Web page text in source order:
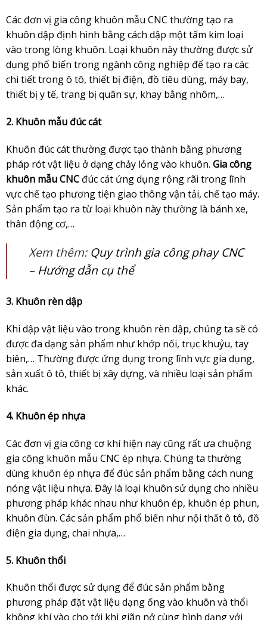
Các đơn vị gia công khuôn mẫu CNC thường tạo ra
khuôn dập định hình bằng cách dập một tấm kim loại
vào trong lòng khuôn. Loại khuôn này thường được sử
dụng phổ biến trong ngành công nghiệp để tạo ra các
chi tiết trong ô tô, thiết bị điện, đồ tiêu dùng, máy bay,
thiết bị y tế, trang bị quân sự, khay bằng nhôm,…
2. Khuôn mẫu đúc cát
Khuôn đúc cát thường được tạo thành bằng phương
pháp rót vật liệu ở dạng chảy lỏng vào khuôn. Gia công
khuôn mẫu CNCđúc cát ứng dụng rộng rãi trong lĩnh
vực chế tạo phương tiện giao thông vận tải, chế tạo máy.
Sản phẩm tạo ra từ loại khuôn này thường là bánh xe,
thân động cơ,…
Xem thêm: Quy trình gia công phay CNC
– Hướng dẫn cụ thể
3. Khuôn rèn dập
Khi dập vật liệu vào trong khuôn rèn dập, chúng ta sẽ có
được đa dạng sản phẩm như khớp nối, trục khuỷu, tay
biên,… Thường được ứng dụng trong lĩnh vực gia dụng,
sản xuất ô tô, thiết bị xây dựng, và nhiều loại sản phẩm
khác.
4. Khuôn ép nhựa
Các đơn vị gia công cơ khí hiện nay cũng rất ưa chuộng
gia công khuôn mẫu CNC ép nhựa. Chúng ta thường
dùng khuôn ép nhựa để đúc sản phẩm bằng cách nung
nóng vật liệu nhựa. Đây là loại khuôn sử dụng cho nhiều
phương pháp khác nhau như khuôn ép, khuôn ép phun,
khuôn đùn. Các sản phẩm phổ biến như nội thất ô tô, đồ
điện gia dụng, chai nhựa,…
5. Khuôn thổi
Khuôn thổi được sử dụng để đúc sản phẩm bằng
phương pháp đặt vật liệu dạng ống vào khuôn và thổi
không khí vào cho tới khi giãn nở cùng hình dạng với